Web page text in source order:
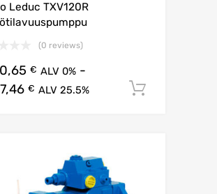
Leduc TXV120R
(0 reviews)
€ ALV 0% -
€ ALV 25.5%